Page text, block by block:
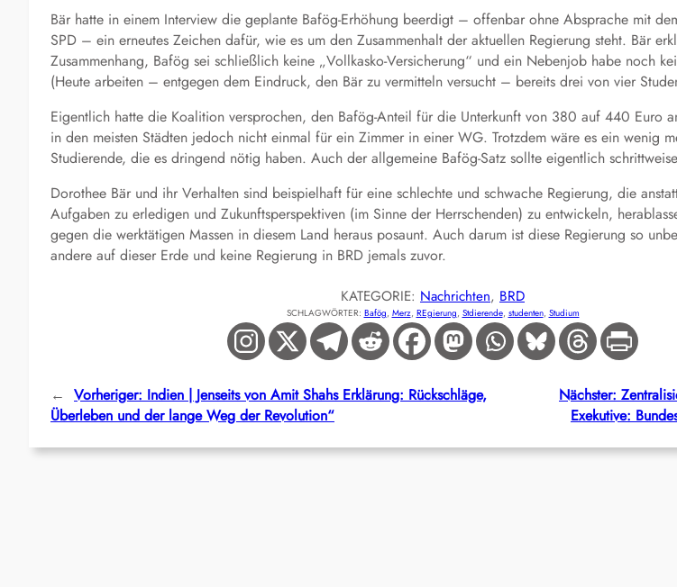
Bär hatte in einem Interview die geplante Bafög-Erhöhung beerdigt – offenbar ohne Absprache mit
SPD – ein erneutes Zeichen dafür, wie es um den Zusammenhalt der aktuellen Regierung steht. Bär
Zusammenhang, Bafög sei schließlich keine „Vollkasko-Versicherung“ und ein Nebenjob habe noch
(Heute arbeiten – entgegen dem Eindruck, den Bär zu vermitteln versucht – bereits drei von vier
Eigentlich hatte die Koalition versprochen, den Bafög-Anteil für die Unterkunft von 380 auf 440 Euro
in den meisten Städten jedoch nicht einmal für ein Zimmer in einer WG. Trotzdem wäre es ein wenig
Studierende, die es dringend nötig haben. Auch der allgemeine Bafög-Satz sollte eigentlich
Dorothee Bär und ihr Verhalten sind beispielhaft für eine schlechte und schwache Regierung, die
Aufgaben zu erledigen und Zukunftsperspektiven (im Sinne der Herrschenden) zu entwickeln,
gegen die werktätigen Massen in diesem Land heraus posaunt. Auch darum ist diese Regierung so
andere auf dieser Erde und keine Regierung in BRD jemals zuvor.
KATEGORIE: Nachrichten, BRD
SCHLAGWÖRTER: Bafög, Merz, REgierung, Stdierende, studenten, Studium
← Vorheriger: Indien | Jenseits von Amit Shahs Erklärung: Rückschläge,
Überleben und der lange Weg der Revolution“
Nächster:
Exekutive: